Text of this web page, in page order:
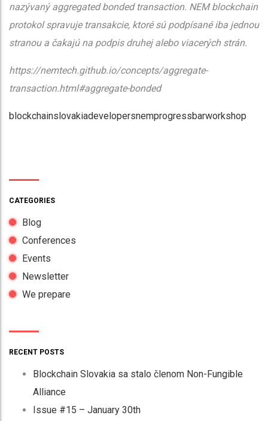
CATEGORIES
Blog
Conferences
Events
Newsletter
We prepare
RECENT POSTS
Blockchain Slovakia sa stalo členom Non-Fungible
Alliance
Issue #15 – January 30th
nazývaný aggregated bonded transaction. NEM blockchain
protokol spravuje transakcie, ktoré sú podpísané iba jednou
stranou a čakajú na podpis druhej alebo viacerých strán.
https://nemtech.github.io/concepts/aggregate-
transaction.html#aggregate-bonded
blockchainslovakiadevelopersnemprogressbarworkshop